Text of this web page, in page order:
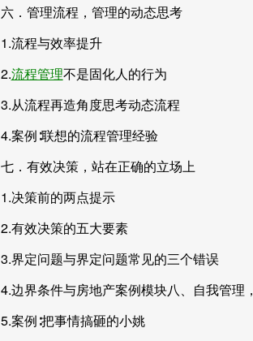
六．管理流程，管理的动态思考
1.流程与效率提升
2.流程管理不是固化人的行为
3.从流程再造角度思考动态流程
4.案例∶联想的流程管理经验
七．有效决策，站在正确的立场上
1.决策前的两点提示
2.有效决策的五大要素
3.界定问题与界定问题常见的三个错误
4.边界条件与房地产案例模块八、自我管理
5.案例∶把事情搞砸的小姚